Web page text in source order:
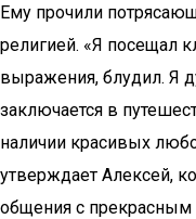
Ему прочили
религией. «Я посещал
выражения, блудил. Я
заключается в
наличии красивых
утверждает Алексей,
общения с прекрасным